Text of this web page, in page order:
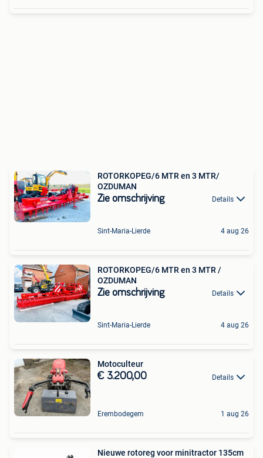
ROTORKOPEG/6 MTR en 3 MTR/
OZDUMAN
Zie omschrijving Details
Sint-Maria-Lierde 4 aug 26
ROTORKOPEG/6 MTR en 3 MTR /
OZDUMAN
Zie omschrijving Details
Sint-Maria-Lierde 4 aug 26
Motoculteur
€ 3.200,00 Details
Erembodegem 1 aug 26
Nieuwe rotoreg voor minitractor 135cm